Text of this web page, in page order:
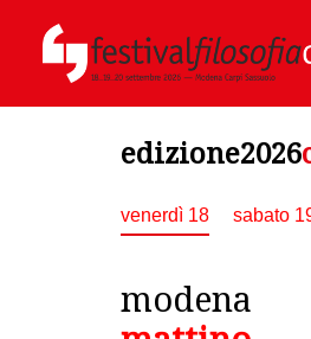
edizione2026
venerdì 18 sabato
modena